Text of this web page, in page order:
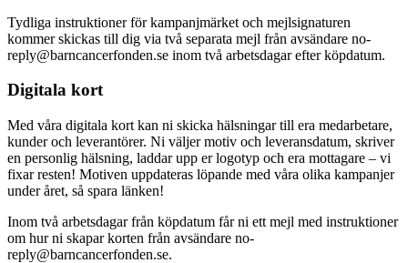
Tydliga instruktioner för kampanjmärket och mejlsignaturen
kommer skickas till dig via två separata mejl från avsändare no-
reply@barncancerfonden.se inom två arbetsdagar efter köpdatum.
Digitala kort
Med våra digitala kort kan ni skicka hälsningar till era medarbetare,
kunder och leverantörer. Ni väljer motiv och leveransdatum, skriver
en personlig hälsning, laddar upp er logotyp och era mottagare – vi
fixar resten! Motiven uppdateras löpande med våra olika kampanjer
under året, så spara länken!
Inom två arbetsdagar från köpdatum får ni ett mejl med instruktioner
om hur ni skapar korten från avsändare no-
reply@barncancerfonden.se.